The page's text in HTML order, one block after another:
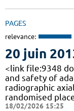
PAGES
relevance:
20 juin
<link file:9348
and safety of
radiographic
randomised
18/02/2026 15:25